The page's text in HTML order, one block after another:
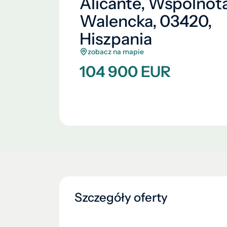
Walencka, 03420,
Hiszpania
zobacz na mapie
104 900 EUR
Szczegóły oferty